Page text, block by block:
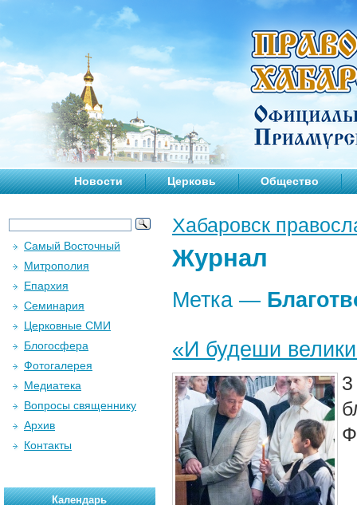
Новости Церковь Общество
Хабаровск
Журнал
Метка —
«И будеши
3
Самый Восточный
Митрополия
Епархия
Семинария
Церковные СМИ
Блогосфера
Фотогалерея
Медиатека
Вопросы священнику
Архив
Контакты
Календарь